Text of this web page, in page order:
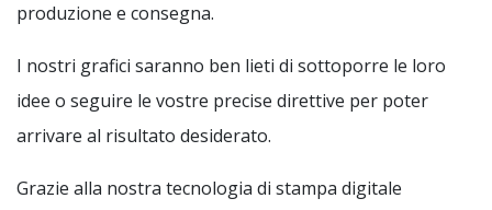
produzione e consegna.
I nostri grafici saranno ben lieti di sottoporre le loro
idee o seguire le vostre precise direttive per poter
arrivare al risultato desiderato.
Grazie alla nostra tecnologia di stampa digitale